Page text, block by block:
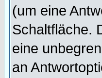
(um eine
Schaltfläche.
eine
an